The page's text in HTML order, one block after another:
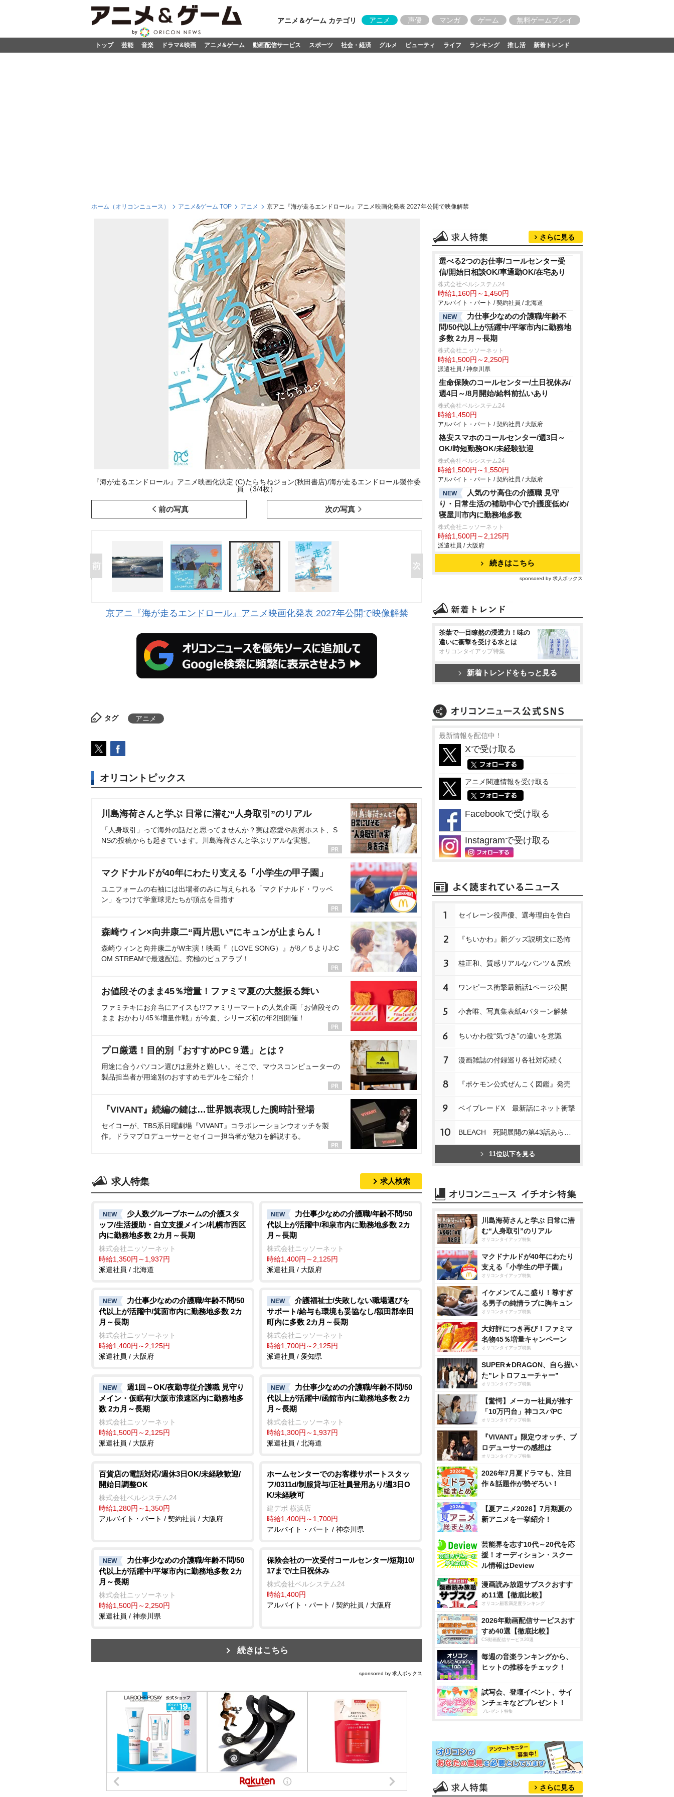
アニメ＆ゲーム カテゴリ アニメ 声優 マンガ ゲーム 無料ゲームプレイ
トップ 芸能 音楽 ドラマ&映画 アニメ&ゲーム 動画配信サービス スポーツ 社会・経済 グルメ ビューティ ライフ ランキング 推し活 新着トレンド
ホーム（オリコンニュース） アニメ&ゲーム TOP アニメ 京アニ『海が走るエンドロール』アニメ映画化発表 2027年公開で映像解禁
『海が走るエンドロール』アニメ映画化決定 (C)たらちねジョン(秋田書店)/海が走るエンドロール製作委
員 （3/4枚）
前の写真 次の写真
京アニ『海が走るエンドロール』アニメ映画化発表 2027年公開で映像解禁
タグ アニメ
オリコントピックス
川島海荷さんと学ぶ 日常に潜む“人身取引”のリアル
「人身取引」って海外の話だと思ってませんか？実は恋愛や悪質ホスト、S
NSの投稿からも起きています。川島海荷さんと学ぶリアルな実態。
マクドナルドが40年にわたり支える「小学生の甲子園」
ユニフォームの右袖には出場者のみに与えられる「マクドナルド・ワッペ
ン」をつけて学童球児たちが頂点を目指す
森崎ウィン×向井康二“両片思い”にキュンが止まらん！
森崎ウィンと向井康二がW主演！映画『（LOVE SONG）』が8／５よりJ:C
OM STREAMで最速配信。究極のピュアラブ！
お値段そのまま45％増量！ファミマ夏の大盤振る舞い
ファミチキにお弁当にアイスも!?ファミリーマートの人気企画「お値段その
まま おかわり45％増量作戦」が今夏、シリーズ初の年2回開催！
プロ厳選！目的別「おすすめPC９選」とは？
用途に合うパソコン選びは意外と難しい。そこで、マウスコンピューターの
製品担当者が用途別のおすすめモデルをご紹介！
『VIVANT』続編の鍵は…世界観表現した腕時計登場
セイコーが、TBS系日曜劇場『VIVANT』コラボレーションウオッチを製
作。ドラマプロデューサーとセイコー担当者が魅力を解説する。
求人特集 求人検索
NEW
少人数グループホームの介護スタ
ッフ/生活援助・自立支援メイン/札幌市西区
内に勤務地多数 2カ月～長期
株式会社ニッソーネット
時給1,350円～1,937円
派遣社員 / 北海道
NEW
力仕事少なめの介護職/年齢不問/50
代以上が活躍中/和泉市内に勤務地多数 2カ
月～長期
株式会社ニッソーネット
時給1,400円～2,125円
派遣社員 / 大阪府
NEW
力仕事少なめの介護職/年齢不問/50
代以上が活躍中/箕面市内に勤務地多数 2カ
月～長期
株式会社ニッソーネット
時給1,400円～2,125円
派遣社員 / 大阪府
NEW
介護福祉士/失敗しない職場選びを
サポート/給与も環境も妥協なし/額田郡幸田
町内に多数 2カ月～長期
株式会社ニッソーネット
時給1,700円～2,125円
派遣社員 / 愛知県
NEW
週1回～OK/夜勤専従介護職 見守り
メイン・仮眠有/大阪市浪速区内に勤務地多
数 2カ月～長期
株式会社ニッソーネット
時給1,500円～2,125円
派遣社員 / 大阪府
NEW
力仕事少なめの介護職/年齢不問/50
代以上が活躍中/函館市内に勤務地多数 2カ
月～長期
株式会社ニッソーネット
時給1,300円～1,937円
派遣社員 / 北海道
百貨店の電話対応/週休3日OK/未経験歓迎/
開始日調整OK
株式会社ベルシステム24
時給1,280円～1,350円
アルバイト・パート / 契約社員 / 大阪府
ホームセンターでのお客様サポートスタッ
フ/0311d/制服貸与/正社員登用あり/週3日O
K/未経験可
建デポ 横浜店
時給1,400円～1,700円
アルバイト・パート / 神奈川県
NEW
力仕事少なめの介護職/年齢不問/50
代以上が活躍中/平塚市内に勤務地多数 2カ
月～長期
株式会社ニッソーネット
時給1,500円～2,250円
派遣社員 / 神奈川県
保険会社の一次受付コールセンター/短期10/
17まで/土日祝休み
株式会社ベルシステム24
時給1,400円
アルバイト・パート / 契約社員 / 大阪府
続きはこちら
sponsored by 求人ボックス
さらに見る
選べる2つのお仕事/コールセンター受
信/開始日相談OK/車通勤OK/在宅あり
株式会社ベルシステム24
時給1,160円～1,450円
アルバイト・パート / 契約社員 / 北海道
NEW
力仕事少なめの介護職/年齢不
問/50代以上が活躍中/平塚市内に勤務地
多数 2カ月～長期
株式会社ニッソーネット
時給1,500円～2,250円
派遣社員 / 神奈川県
生命保険のコールセンター/土日祝休み/
週4日～/8月開始/給料前払いあり
株式会社ベルシステム24
時給1,450円
アルバイト・パート / 契約社員 / 大阪府
格安スマホのコールセンター/週3日～
OK/時短勤務OK/未経験歓迎
株式会社ベルシステム24
時給1,500円～1,550円
アルバイト・パート / 契約社員 / 大阪府
NEW
人気のサ高住の介護職 見守
り・日常生活の補助中心で介護度低め/
寝屋川市内に勤務地多数
株式会社ニッソーネット
時給1,500円～2,125円
派遣社員 / 大阪府
続きはこちら
sponsored by 求人ボックス
茶葉で一目瞭然の浸透力！味の
違いに衝撃を受ける水とは
オリコンタイアップ特集
新着トレンドをもっと見る
最新情報を配信中！
Xで受け取る
アニメ関連情報を受け取る
Facebookで受け取る
Instagramで受け取る
1 セイレーン役声優、選考理由を告白
2 『ちいかわ』新グッズ説明文に恐怖
3 桂正和、質感リアルなパンツ＆尻絵
4 ワンピース衝撃最新話1ページ公開
5 小倉唯、写真集表紙4パターン解禁
6 ちいかわ役“気づき”の違いを意識
7 漫画雑誌の付録巡り各社対応続く
8 『ポケモン公式ぜんこく図鑑』発売
9 ベイブレードX 最新話にネット衝撃
10
11位以下を見る
川島海荷さんと学ぶ 日常に潜
む“人身取引”のリアル
オリコンタイアップ特集
マクドナルドが40年にわたり
支える「小学生の甲子園」
オリコンタイアップ特集
イケメンてんこ盛り！尊すぎ
る男子の純情ラブに胸キュン
オリコンタイアップ特集
大好評につき再び！ファミマ
名物45％増量キャンペーン
オリコンタイアップ特集
SUPER★DRAGON、自ら描い
た”レトロフューチャー”
オリコンタイアップ特集
【驚愕】メーカー社員が推す
「10万円台」神コスパPC
オリコンタイアップ特集
『VIVANT』限定ウオッチ、プ
ロデューサーの感想は
オリコンタイアップ特集
2026年7月夏ドラマも、注目
作＆話題作が勢ぞろい！
【夏アニメ2026】7月期夏の
新アニメを一挙紹介！
芸能界を志す10代～20代を応
援！オーディション・スクー
ル情報はDeview
漫画読み放題サブスクおすす
め11選【徹底比較】
オリコン顧客満足度ランキング
2026年動画配信サービスおす
すめ40選【徹底比較】
CS動画配信サービス20選
毎週の音楽ランキングから、
ヒットの推移をチェック！
試写会、登壇イベント、サイ
ンチェキなどプレゼント！
プレゼント特集
さらに見る